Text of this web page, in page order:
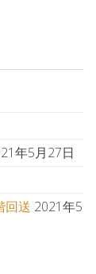
年5月27日
回送 2021年5